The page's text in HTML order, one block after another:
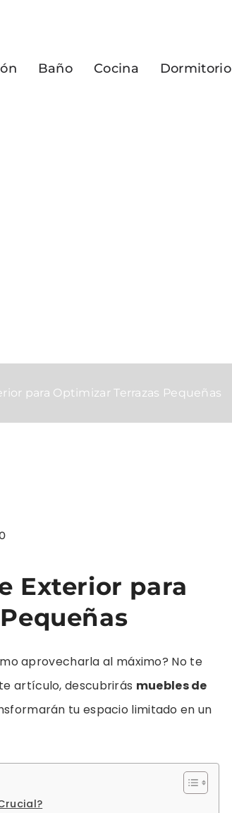
Baño Cocina Dormitorio
para Optimizar Terrazas Pequeñas
Exterior para
aprovecharla al máximo? No te
artículo, descubrirás muebles de
tu espacio limitado en un